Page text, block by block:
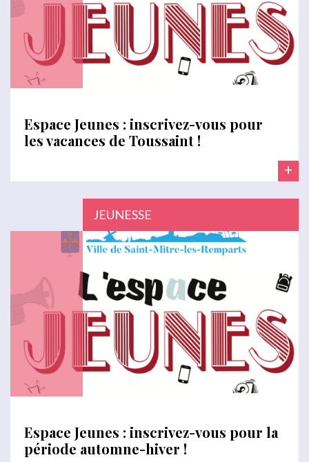
Espace Jeunes : inscrivez-vous pour
les vacances de Toussaint !
+
JEUNESSE
Espace Jeunes : inscrivez-vous pour la
période automne-hiver !